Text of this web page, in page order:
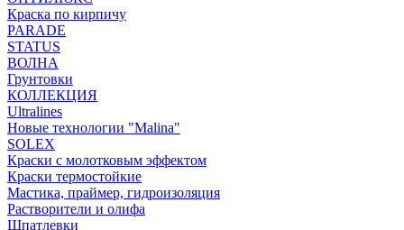
Краска по кирпичу
PARADE
STATUS
ВОЛНА
Грунтовки
КОЛЛЕКЦИЯ
Ultralines
Новые технологии "Malina"
SOLEX
Краски с молотковым эффектом
Краски термостойкие
Мастика, праймер, гидроизоляция
Растворители и олифа
Шпатлевки